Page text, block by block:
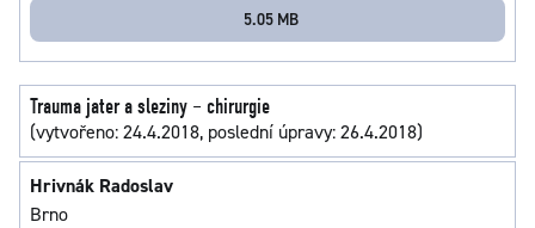
5.05 MB
Trauma jater a sleziny – chirurgie
(vytvořeno: 24.4.2018, poslední úpravy: 26.4.2018)
Hrivnák Radoslav
Brno